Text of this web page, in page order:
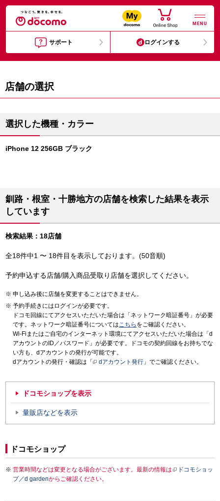
MENU
サポート ログインする
店舗の選択
選択した機種・カラー
iPhone 12 256GB ブラック
釧路・根室・十勝地方の店舗を検索した結果を表示
しています
検索結果：18店舗
全18件中1 〜 18件目を表示しております。(50音順)
予約申込する店舗/購入商品受取り店舗を選択してください。
申し込み後に店舗を変更することはできません。
予約手続きにはログインが必要です。
ドコモ回線にてアクセスいただいた場合は「ネットワーク暗証番号」が必要
です。ネットワーク暗証番号についてはこちら をご確認ください。
Wi-Fiまたはご自宅のインターネット環境にてアクセスいただいた場合は「d
アカウントのID／パスワード」が必要です。ドコモの契約回線をお持ちでな
い方も、dアカウントの発行が可能です。
dアカウントの発行・確認は「
dアカウント発行 」でご確認ください。
ドコモショップを表示
量販店などを表示
ドコモショップ
営業時間などは変更となる場合がございます。最新の情報は
ドコモショッ
プ／d gardenからご確認ください。